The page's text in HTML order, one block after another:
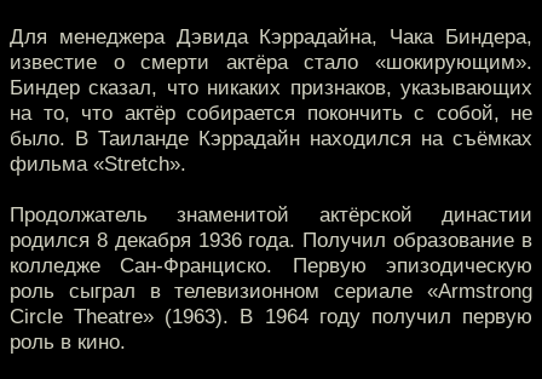
Для менеджера Дэвида Кэррадайна, Чака Биндера,
известие о смерти актёра стало «шокирующим».
Биндер сказал, что никаких признаков, указывающих
на то, что актёр собирается покончить с собой, не
было. В Таиланде Кэррадайн находился на съёмках
фильма «Stretch».
Продолжатель знаменитой актёрской династии
родился 8 декабря 1936 года. Получил образование в
колледже Сан-Франциско. Первую эпизодическую
роль сыграл в телевизионном сериале «Armstrong
Circle Theatre» (1963). В 1964 году получил первую
роль в кино.